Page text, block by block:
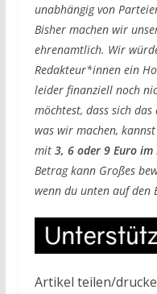
unabhängig von
Bisher machen wir
ehrenamtlich. Wir
Redakteur*innen ein
leider finanziell noch
möchtest, dass sich
was wir machen,
mit 3, 6 oder 9 Euro im
Betrag kann Großes
wenn du unten auf den
Artikel teilen/